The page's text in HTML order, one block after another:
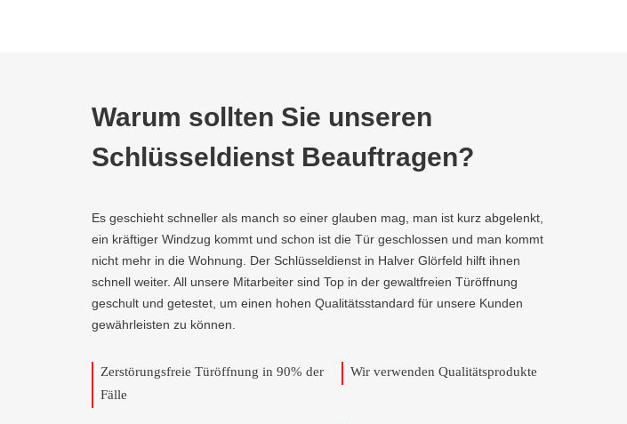
Warum sollten Sie unseren
Schlüsseldienst Beauftragen?
Es geschieht schneller als manch so einer glauben mag, man ist kurz abgelenkt,
ein kräftiger Windzug kommt und schon ist die Tür geschlossen und man kommt
nicht mehr in die Wohnung. Der Schlüsseldienst in Halver Glörfeld hilft ihnen
schnell weiter. All unsere Mitarbeiter sind Top in der gewaltfreien Türöffnung
geschult und getestet, um einen hohen Qualitätsstandard für unsere Kunden
gewährleisten zu können.
Zerstörungsfreie Türöffnung in 90% der
Fälle
Wir verwenden Qualitätsprodukte